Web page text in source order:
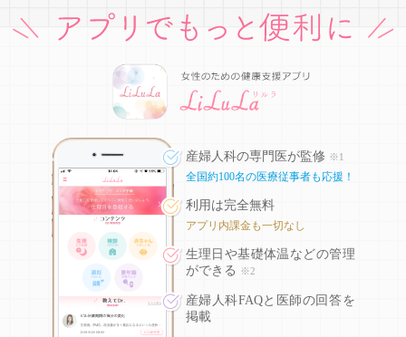
産婦人科の専門医が監修 ※1
全国約100名の医療従事者も応援！
利用は完全無料
アプリ内課金も一切なし
生理日や基礎体温などの管理
ができる
※2
産婦人科FAQと医師の回答を
掲載